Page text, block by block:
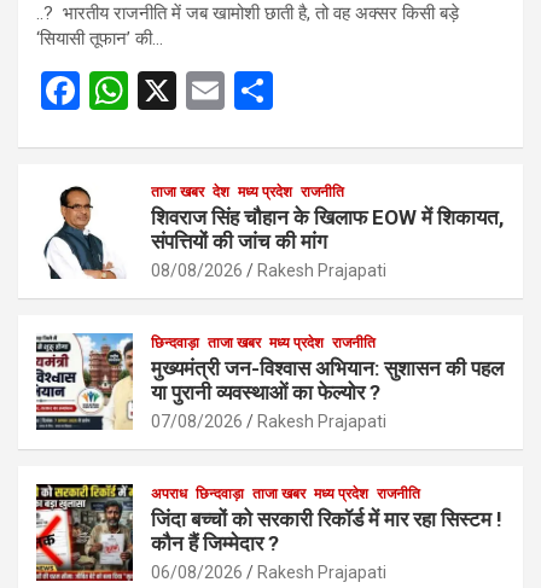
..? भारतीय राजनीति में जब खामोशी छाती है, तो वह अक्सर किसी बड़े
‘सियासी तूफान’ की…
F
b
o
o
k
W
A
p
X
E
e
ताजा खबर देश मध्य प्रदेश राजनीति
शिवराज सिंह चौहान के खिलाफ EOW में शिकायत,
संपत्तियों की जांच की मांग
08/08/2026 Rakesh Prajapati
छिन्दवाड़ा ताजा खबर मध्य प्रदेश राजनीति
मुख्यमंत्री जन-विश्वास अभियान: सुशासन की पहल
या पुरानी व्यवस्थाओं का फेल्योर ?
07/08/2026 Rakesh Prajapati
अपराध छिन्दवाड़ा ताजा खबर मध्य प्रदेश राजनीति
जिंदा बच्चों को सरकारी रिकॉर्ड में मार रहा सिस्टम !
कौन हैं जिम्मेदार ?
06/08/2026 Rakesh Prajapati